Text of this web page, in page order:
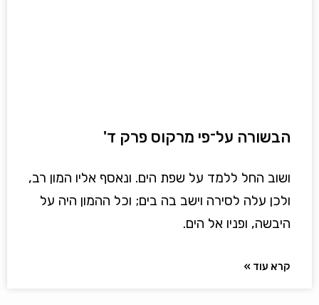
הבשורה על־פי מרקוס פרק ד'
ושוב החל ללמד על שפת הים. ונאסף אליו המון רב,
ולכן עלה לסירה וישב בה בים; וכל ההמון היה על
היבשה, ופניו אל הים.
קרא עוד »